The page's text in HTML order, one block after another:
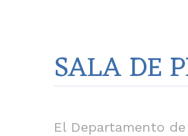
SALA DE
El Departamento